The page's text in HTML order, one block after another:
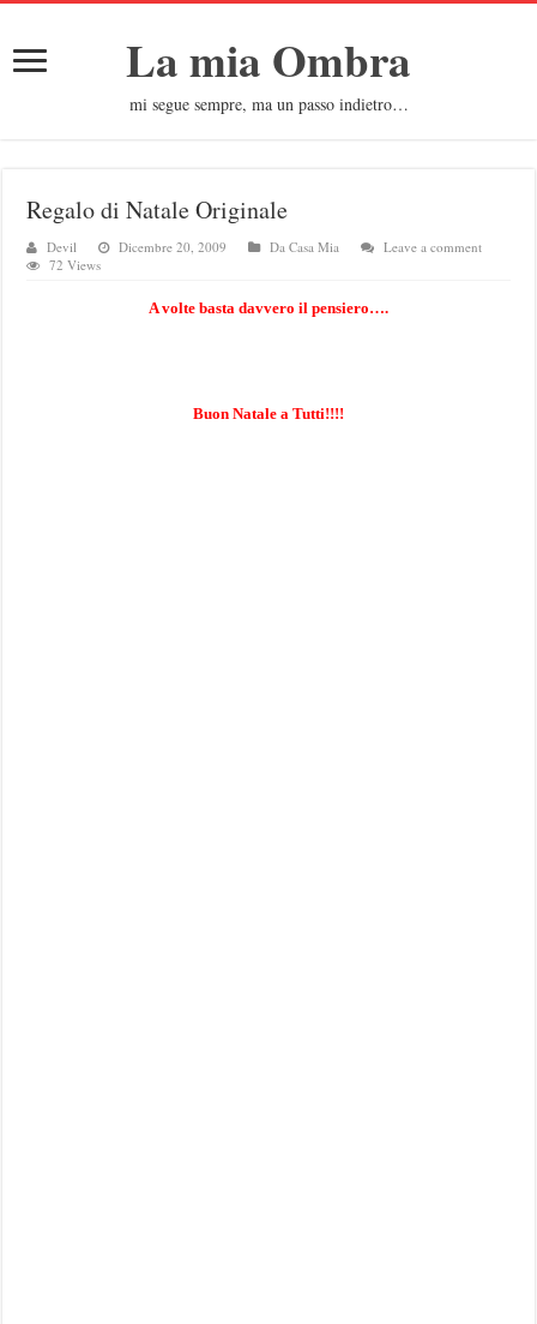
La mia Ombra
mi segue sempre, ma un passo indietro…
Regalo di Natale Originale
Devil Dicembre 20, 2009 Da Casa Mia
Leave a comment
72 Views
A volte basta davvero il pensiero….
Buon Natale a Tutti!!!!